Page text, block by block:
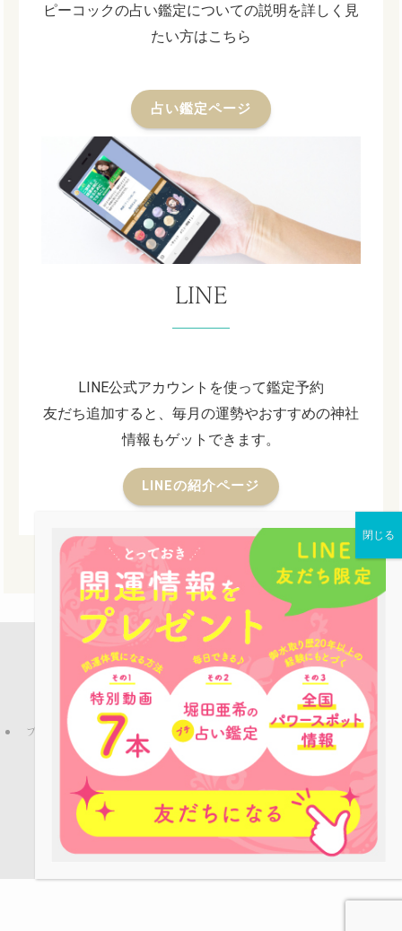
ピーコックの占い鑑定についての説明を詳しく見
たい方はこちら
占い鑑定ページ
LINE
LINE公式アカウントを使って鑑定予約
友だち追加すると、毎月の運勢やおすすめの神社
情報もゲットできます。
LINEの紹介ページ
店舗案内 占い鑑定 パワーストーン
お役立ち情報
ピーコックLINE公式アカウントのご紹介
ブログ
プライバシーポリシー
特定商取引法 ご利用規約
お問い合わせ
会社概要
Copyright © パワーストーンカフェPEACOCK All rights reserved.